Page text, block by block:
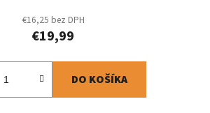
€16,25 bez DPH
€19,99
DO KOŠÍKA